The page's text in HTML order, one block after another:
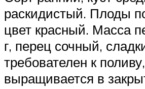
раскидистый. Плоды
цвет красный. Масса
г, перец сочный,
требователен к поливу,
выращивается в